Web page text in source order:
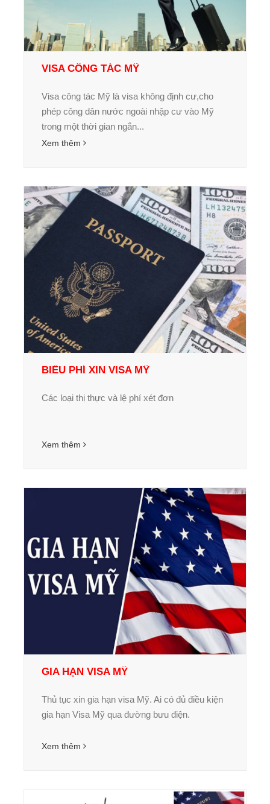
VISA CÔNG TÁC MỸ
Visa công tác Mỹ là visa không định cư,cho
phép công dân nước ngoài nhập cư vào Mỹ
trong một thời gian ngắn...
Xem thêm
BIỂU PHÍ XIN VISA MỸ
Các loại thị thực và lệ phí xét đơn
Xem thêm
GIA HẠN VISA MỸ
Thủ tục xin gia hạn visa Mỹ. Ai có đủ điều kiện
gia hạn Visa Mỹ qua đường bưu điện.
Xem thêm